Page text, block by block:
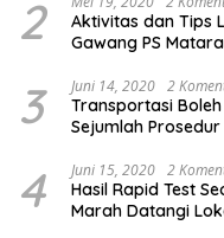
2
Aktivitas dan Tips
Gawang PS
3 Juni 14, 2020 2
Transportasi
Sejumlah
4 Juni 15, 2020 2
Hasil Rapid Test
Marah Datangi